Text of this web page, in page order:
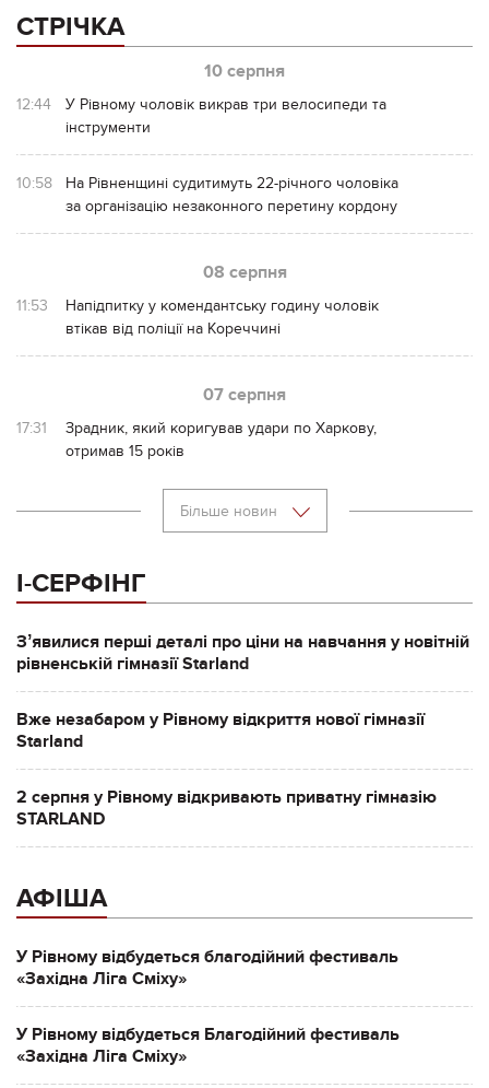
СТРІЧКА
10 серпня
12:44
У Рівному чоловік викрав три велосипеди та
інструменти
10:58
На Рівненщині судитимуть 22-річного чоловіка
за організацію незаконного перетину кордону
08 серпня
11:53
Напідпитку у комендантську годину чоловік
втікав від поліції на Кореччині
07 серпня
17:31
Зрадник, який коригував удари по Харкову,
отримав 15 років
Більше новин
І-СЕРФІНГ
Зʼявилися перші деталі про ціни на навчання у новітній
рівненській гімназії Starland
Вже незабаром у Рівному відкриття нової гімназії
Starland
2 серпня у Рівному відкривають приватну гімназію
STARLAND
АФІША
У Рівному відбудеться благодійний фестиваль
«Західна Ліга Сміху»
У Рівному відбудеться Благодійний фестиваль
«Західна Ліга Сміху»